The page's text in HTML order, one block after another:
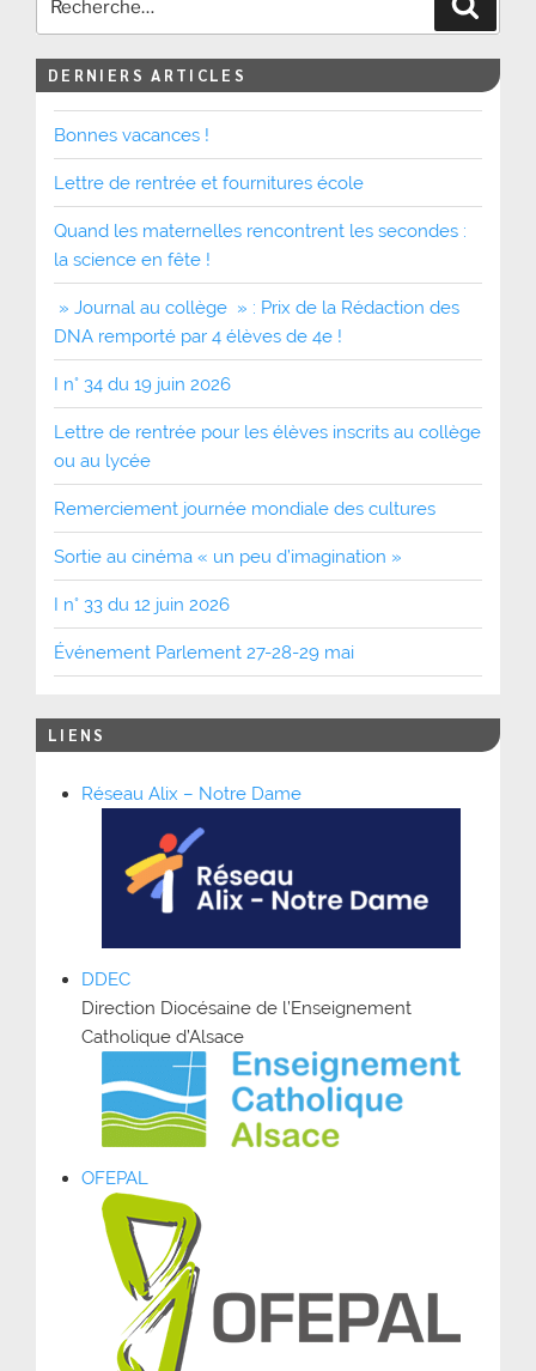
DERNIERS ARTICLES
Bonnes vacances !
Lettre de rentrée et fournitures école
Quand les maternelles rencontrent les secondes :
la science en fête !
» Journal au collège » : Prix de la Rédaction des
DNA remporté par 4 élèves de 4e !
I n° 34 du 19 juin 2026
Lettre de rentrée pour les élèves inscrits au collège
ou au lycée
Remerciement journée mondiale des cultures
Sortie au cinéma « un peu d’imagination »
I n° 33 du 12 juin 2026
Événement Parlement 27-28-29 mai
LIENS
Réseau Alix – Notre Dame
DDEC
Direction Diocésaine de l’Enseignement
Catholique d’Alsace
OFEPAL